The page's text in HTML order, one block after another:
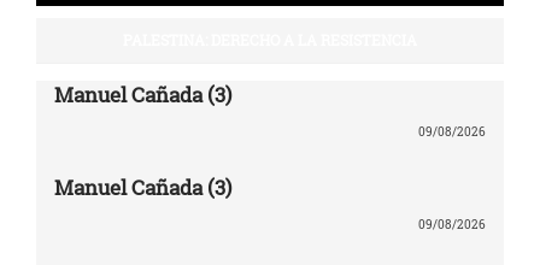
Manuel Cañada (3)
09/08/2026
Manuel Cañada (3)
09/08/2026